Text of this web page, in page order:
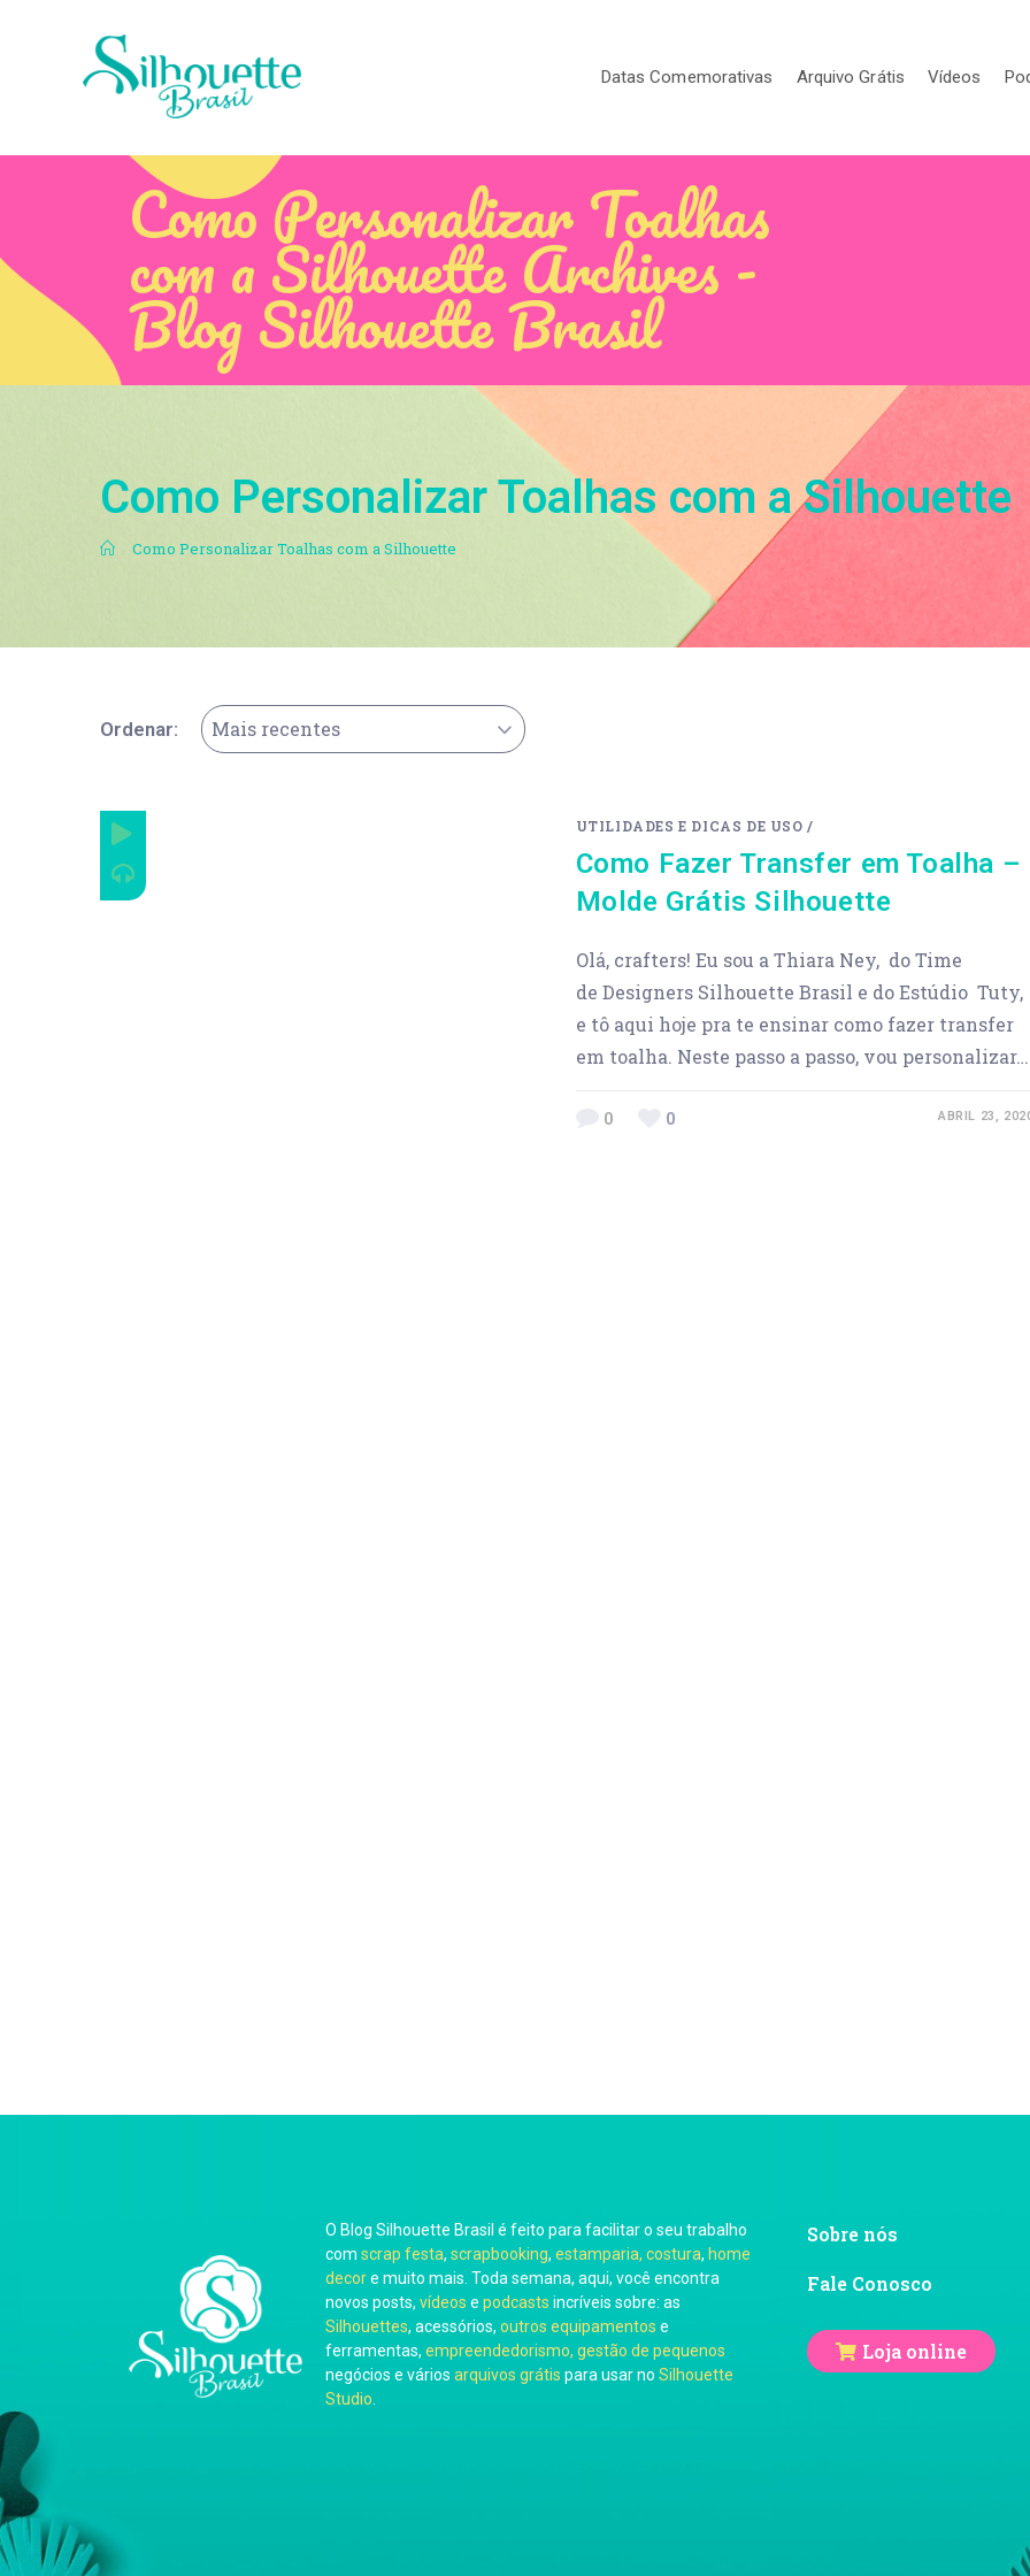
Datas Comemorativas Arquivo Grátis Vídeos
Como Personalizar Toalhas
com a Silhouette Archives -
Blog Silhouette Brasil
Como Personalizar Toalhas com a Silhouette
. Como Personalizar Toalhas com a Silhouette
Ordenar: Mais recentes
UTILIDADES E DICAS DE USO /
Como Fazer Transfer em Toalha –
Molde Grátis Silhouette
Olá, crafters! Eu sou a Thiara Ney, do Time
de Designers Silhouette Brasil e do Estúdio Tuty,
e tô aqui hoje pra te ensinar como fazer transfer
em toalha. Neste passo a passo, vou personalizar…
0 0 ABRIL 23,
O Blog Silhouette Brasil é feito para facilitar o seu trabalho
com scrap festa, scrapbooking, estamparia, costura, home
decore muito mais. Toda semana, aqui, você encontra
novos posts, vídeos e podcasts incríveis sobre: as
Silhouettes, acessórios, outros equipamentos e
ferramentas, empreendedorismo, gestão de pequenos
negócios e vários arquivos grátis para usar no Silhouette
Studio
Sobre nós
Fale Conosco
Loja online